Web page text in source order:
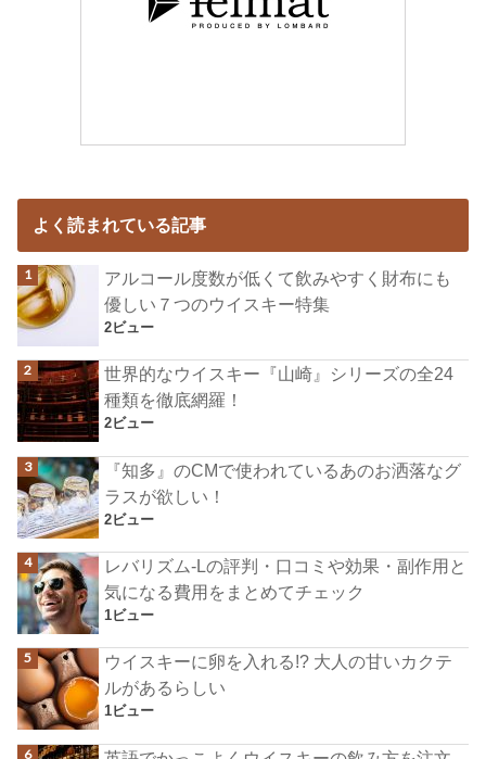
よく読まれている記事
アルコール度数が低くて飲みやすく財布にも
優しい７つのウイスキー特集
2ビュー
世界的なウイスキー『山崎』シリーズの全24
種類を徹底網羅！
2ビュー
『知多』のCMで使われているあのお洒落なグ
ラスが欲しい！
2ビュー
レバリズム-Lの評判・口コミや効果・副作用と
気になる費用をまとめてチェック
1ビュー
ウイスキーに卵を入れる!? 大人の甘いカクテ
ルがあるらしい
1ビュー